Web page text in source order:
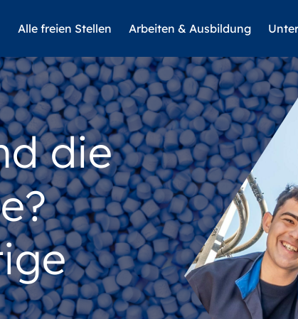
Alle freien Stellen Arbeiten & Ausbildung
die